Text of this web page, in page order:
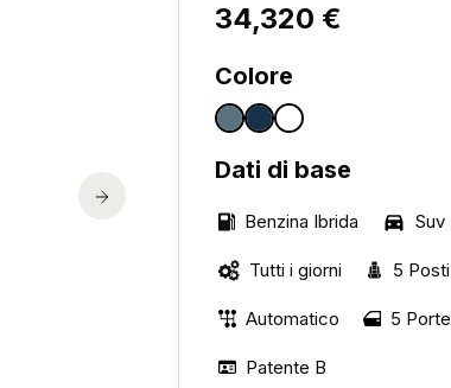
34,320 €
Colore
Dati di base
Benzina Ibrida Suv
Tutti i giorni 5 Posti
Automatico 5 Porte
Patente B